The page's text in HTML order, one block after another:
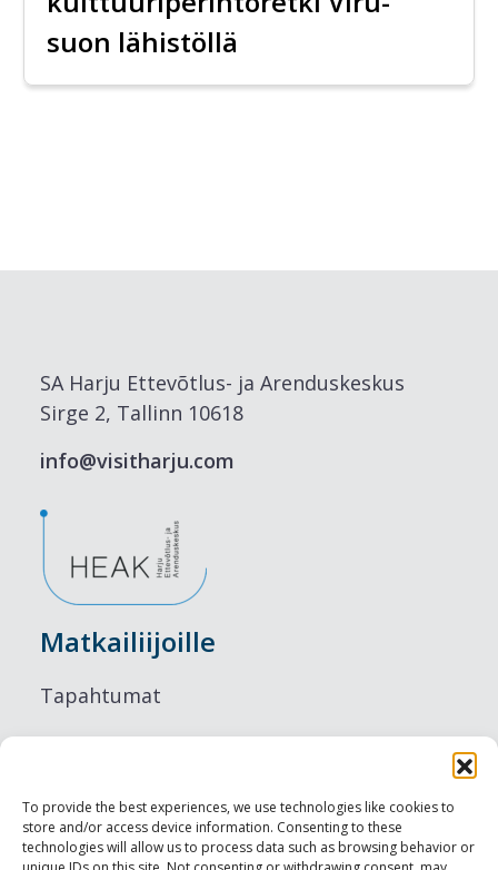
To provide the best experiences, we use technologies like cookies to
store and/or access device information. Consenting to these
technologies will allow us to process data such as browsing behavior or
suon lähistöllä
SA Harju Ettevõtlus- ja Arenduskeskus
Sirge 2, Tallinn 10618
info@visitharju.com
Matkailiijoille
Tapahtumat
Ruokailu
Nähtävyydet